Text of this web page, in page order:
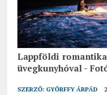
Lappföldi
üvegkunyhóval -
SZERZŐ: GYŐRFFY ÁRPÁD